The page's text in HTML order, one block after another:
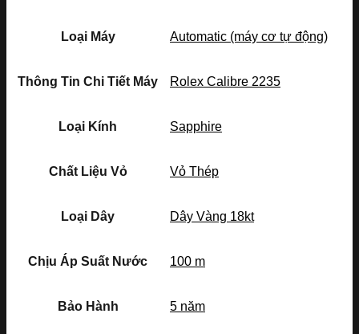
Loại Máy Automatic (máy cơ tự động)
Thông Tin Chi Tiết Máy Rolex Calibre 2235
Loại Kính Sapphire
Chất Liệu Vỏ Vỏ Thép
Loại Dây Dây Vàng 18kt
Chịu Áp Suất Nước 100 m
Bảo Hành 5 năm